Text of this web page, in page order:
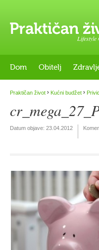
Lifestyle
Dom Obitelj
Praktičan život › Kućni budžet ›
Datum objave: 23.04.2012